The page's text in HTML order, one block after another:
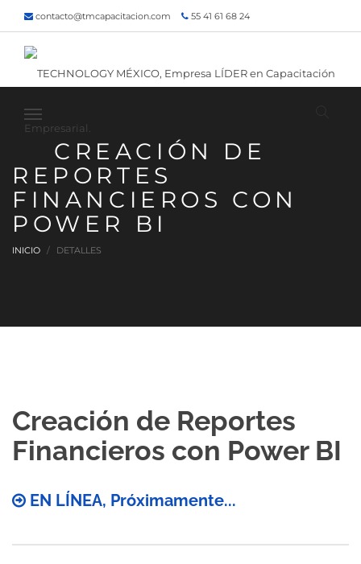
contacto@tmcapacitacion.com 55 41 61 68 24
55 47 60 80 49
Inicio ¿Quiénes somos? Contacto
¡Siguenos!
CREACIÓN DE
REPORTES
FINANCIEROS CON
POWER BI
INICIO DETALLES
Creación de Reportes
Financieros con Power BI
EN LÍNEA, Próximamente...